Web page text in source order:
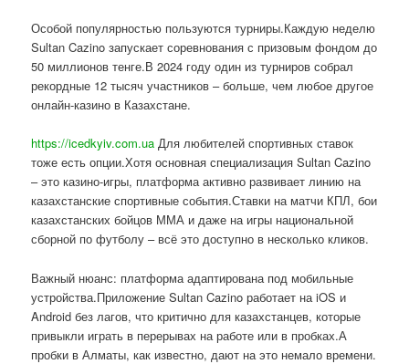
Особой популярностью пользуются турниры.Каждую неделю
Sultan Cazino запускает соревнования с призовым фондом до
50 миллионов тенге.В 2024 году один из турниров собрал
рекордные 12 тысяч участников – больше, чем любое другое
онлайн-казино в Казахстане.
https://icedkyiv.com.ua Для любителей спортивных ставок
тоже есть опции.Хотя основная специализация Sultan Cazino
– это казино-игры, платформа активно развивает линию на
казахстанские спортивные события.Ставки на матчи КПЛ, бои
казахстанских бойцов ММА и даже на игры национальной
сборной по футболу – всё это доступно в несколько кликов.
Важный нюанс: платформа адаптирована под мобильные
устройства.Приложение Sultan Cazino работает на iOS и
Android без лагов, что критично для казахстанцев, которые
привыкли играть в перерывах на работе или в пробках.А
пробки в Алматы, как известно, дают на это немало времени.